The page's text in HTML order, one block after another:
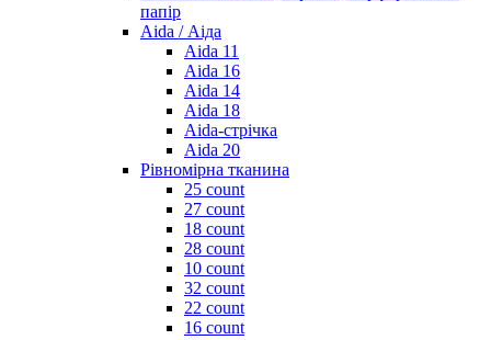
папір
Aida / Аіда
Aida 11
Aida 16
Aida 14
Aida 18
Aida-стрічка
Aida 20
Рівномірна тканина
25 count
27 count
18 count
28 count
10 count
32 count
22 count
16 count